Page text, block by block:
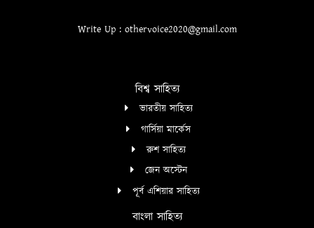
Write Up : othervoice2020@gmail.com
বিশ্ব সাহিত্য
ভারতীয় সাহিত্য
গার্সিয়া মার্কেস
রুশ সাহিত্য
জেন অস্টেন
পূর্ব এশিয়ার সাহিত্য
বাংলা সাহিত্য